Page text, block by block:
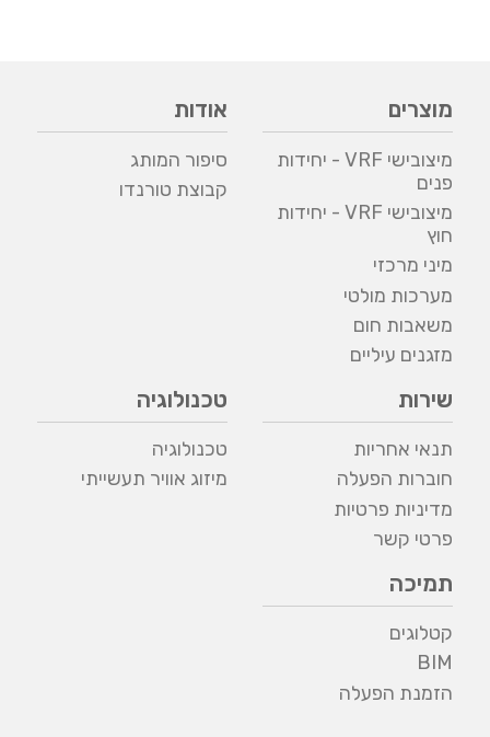
מוצרים
מיצובישי VRF - יחידות
פנים
מיצובישי VRF - יחידות
חוץ
מיני מרכזי
מערכות מולטי
משאבות חום
מזגנים עיליים
אודות
סיפור המותג
קבוצת טורנדו
שירות
תנאי אחריות
חוברות הפעלה
מדיניות פרטיות
פרטי קשר
טכנולוגיה
טכנולוגיה
מיזוג אוויר תעשייתי
תמיכה
קטלוגים
BIM
הזמנת הפעלה